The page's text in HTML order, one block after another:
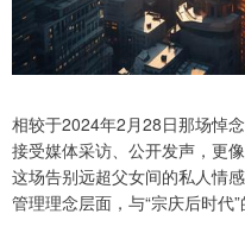
相较于2024年2月28日那场悼
接受媒体采访、公开发声，更
这场告别远超父女间的私人情
管理理念层面，与“宗庆后时代”